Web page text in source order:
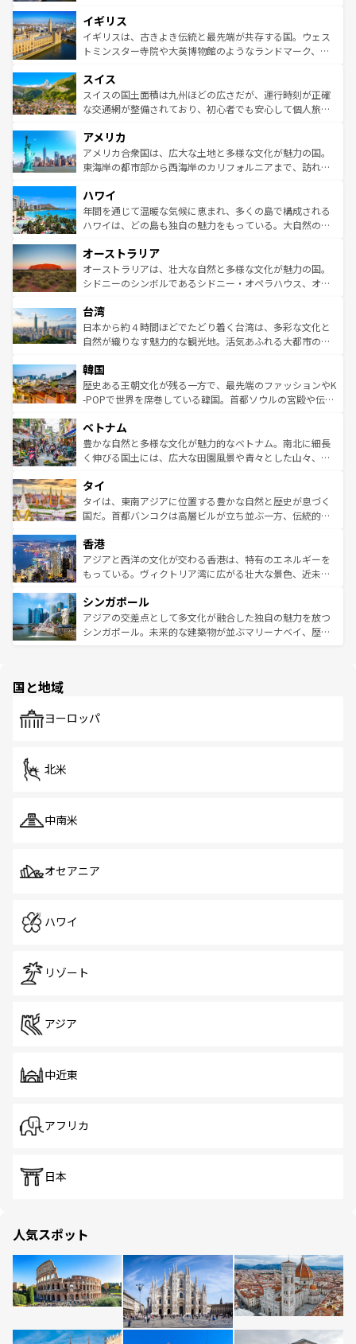
いる。シャンパンの発祥地であるランス、プロヴァンスの
香り高いラベンダー畑など、多彩な楽しみ方が可能だ。さ
らに、パリ以外の地域にも魅力が溢れており、どの街角に
れる地方に足を運ぶとそれぞれで全く異なる文化を体験で
きるだろう。 なお、新着のフランス情報はコンテンツ一覧
を参照してほしい。
顔を持つこの国は、どこを歩いても飽きることがない。ベ
ルリンの文化的活気、バイエルン州のアルプスの絶景、そ
してライン川沿いのワイン畑といった風景は必見。ビール
は、お酒好きな人にはぜひ体験してほしい。 なお、新着の
ドイツ情報はコンテンツ一覧を参照してほしい。
イギリス
イギリスは、古きよき伝統と最先端が共存する国。ウェス
トミンスター寺院や大英博物館のようなランドマーク、歴
リアごとに異なる魅力がある。また、優雅なアフタヌーン
ティー、ビール好きにはたまらない英国パブ、サッカー観
戦など、本場だからこそできる体験も豊富。イギリスを旅
ンツ一覧を参照してほしい。
スイス
スイスの国土面積は九州ほどの広さだが、運行時刻が正確
な交通網が整備されており、初心者でも安心して個人旅行
の建物がそのまま残る町や、スイスならではのユニークな
博物館もあり、アルプス観光だけでなく町歩きも満喫する
ことができる。国民の所得が高いため物価も高いが、旅行
ば市内交通費無料で観光を楽しむこともできる。 なお、新
着のスイス情報はコンテンツ一覧 を参照してほしい。
アメリカ
アメリカ合衆国は、広大な土地と多様な文化が魅力の国。
東海岸の都市部から西海岸のカリフォルニアまで、訪れる
のような巨大都市は、観光、ショッピング、エンターテイ
ンメントが詰まった刺激的なスポットだ。一方、アメリカ
西部には大自然が広がり、グランドキャニオンやイエロー
部のニューオーリンズでは、音楽と美食が融合した独特の
文化が魅力。旅行者はアメリカの各地域で異なる魅力を楽
しみながら、その多様性と豊かな歴史を感じることができ
ならではの贅沢な旅のスタイルだ。 なお、新着のアメリカ
情報はコンテンツ一覧を参照してほしい。
ハワイ
年間を通じて温暖な気候に恵まれ、多くの島で構成される
ハワイは、どの島も独自の魅力をもっている。大自然の神
ワイ島は見逃せない。また、定番の観光地といえばオアフ
島だが、静かな自然を求めるならマウイ島やカウアイ島が
おすすめ。エメラルドグリーンに輝く海をはじめ、豊かな
れるおもてなしの心で訪れる人々を迎えてくれるハワイの
人々、おいしいローカルフードやハワイアンミュージッ
ク、伝統的なフラダンスなど、すべてがハワイの魅力を彩
ワイを、存分に味わってほしい。 なお、新着のハワイ情報
はコンテンツ一覧を参照してほしい。
オーストラリア
オーストラリアは、壮大な自然と多様な文化が魅力の国。
シドニーのシンボルであるシドニー・オペラハウス、オー
リアリーフや大陸中央部にそびえるウルル（エアーズロッ
ク）、タスマニアの美しい原生林やケアンズの熱帯雨林な
ど、見どころがたくさん。また、カフェやワイン、オージ
いる。アクティビティも充実しており、サーフィンやダイ
ビング、ハイキングなど、アウトドア好きにはたまらな
い。オーストラリアの多彩な魅力を存分に味わいつくそ
参照してほしい。
台湾
日本から約４時間ほどでたどり着く台湾は、多彩な文化と
自然が織りなす魅力的な観光地。活気あふれる大都市の台
ン）、静ひつな山岳地帯である台湾東部など、都市の喧騒
と山間の静けさが共存しており、訪れる人に新しい発見と
驚きをもたらしてくれる。また、奥深い台湾の食文化も魅
容にもいいと評判のスイーツなど、バラエティ豊かな料理
が味わえる。 なお、新着の台湾情報は コンテンツ一覧を参
照してほしい。
韓国
歴史ある王朝文化が残る一方で、最先端のファッションやK
-POPで世界を席巻している韓国。首都ソウルの宮殿や伝統
き、地方に足を延ばせば四季折々の自然美を楽しむことが
できる。そして、キムチや焼肉、絶品のストリートフード
まで、さまざまな韓国料理が待っている。夜には、韓国な
リティに包まれながら、韓国の多彩な魅力を心ゆくまで味
わってみてほしい。 なお、新着の韓国情報はコンテンツ一
覧を参照してほしい。
ベトナム
豊かな自然と多様な文化が魅力的なベトナム。南北に細長
く伸びる国土には、広大な田園風景や青々とした山々、世
急速な発展と共に伝統が息づく。ハノイの古い町並みやホ
ーチミン市のフランス統治時代の建物も、独特の雰囲気を
醸し出している。また、バラエティの豊かさとおいしさで
とつ。フォーやバインミー、ベトナムコーヒーなどは、ぜ
ひ現地で味わいたい。どの地域を訪れてもあたたかい人々
が旅行者を迎えてくれるので、きっと忘れられない旅にな
参照してほしい。
タイ
タイは、東南アジアに位置する豊かな自然と歴史が息づく
国だ。首都バンコクは高層ビルが立ち並ぶ一方、伝統的な
の活気が交差している。北部ではチェンマイなどの山岳地
帯で自然と触れ合い、南部ではプーケットやクラビの美し
いビーチでリゾート気分を楽しむことができる。タイ料理
激する。気候は一年中温暖で、どの季節にも異なる楽しみ
が待っている。親しみやすいタイの人々、仏教を中心とし
た文化、そして多様な観光資源が、訪れる旅人を魅了し続
香港
アジアと西洋の文化が交わる香港は、特有のエネルギーを
もっている。ヴィクトリア湾に広がる壮大な景色、近未来
み、どこを訪れても感動するはず。観光スポットが密集し
ており、効率よく見どころを回れるのも魅力。息をのむよ
うな絶景から文化的な体験まで、香港を存分に楽しみ尽く
シンガポール
アジアの交差点として多文化が融合した独自の魅力を放つ
シンガポール。未来的な建築物が並ぶマリーナベイ、歴史
で、ホーカーズは地元の風情を楽しめる外せないスポット
国と地域
ヨーロッパ
北米
中南米
オセアニア
ハワイ
リゾート
アジア
中近東
アフリカ
日本
人気スポット